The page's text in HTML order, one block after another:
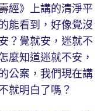
經》上講的清淨平
能看到，好像覺沒
？覺就安，迷就不
麼知道迷就不安，
公案，我們現在講
就明白了嗎？